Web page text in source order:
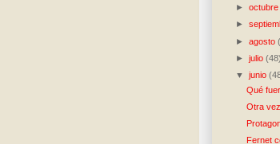
►
►
►agosto
►julio(48)
▼junio
Qué
Otra
Fernet